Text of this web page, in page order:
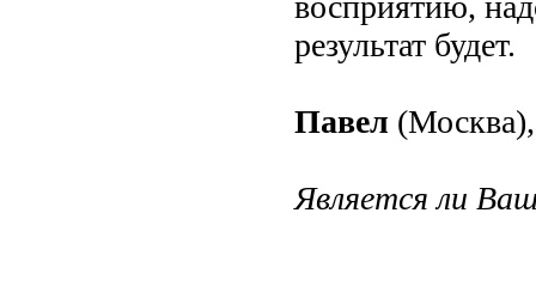
результат будет.
Павел
Является ли